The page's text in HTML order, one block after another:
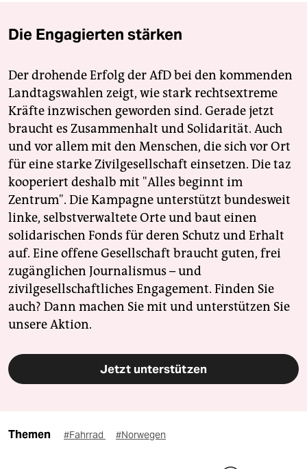
Die Engagierten stärken
Der drohende Erfolg der AfD bei den kommenden
Landtagswahlen zeigt, wie stark rechtsextreme
Kräfte inzwischen geworden sind. Gerade jetzt
braucht es Zusammenhalt und Solidarität. Auch
und vor allem mit den Menschen, die sich vor Ort
für eine starke Zivilgesellschaft einsetzen. Die taz
kooperiert deshalb mit "Alles beginnt im
Zentrum". Die Kampagne unterstützt bundesweit
linke, selbstverwaltete Orte und baut einen
solidarischen Fonds für deren Schutz und Erhalt
auf. Eine offene Gesellschaft braucht guten, frei
zugänglichen Journalismus – und
zivilgesellschaftliches Engagement. Finden Sie
auch? Dann machen Sie mit und unterstützen Sie
unsere Aktion.
Jetzt unterstützen
Themen #Fahrrad #Norwegen